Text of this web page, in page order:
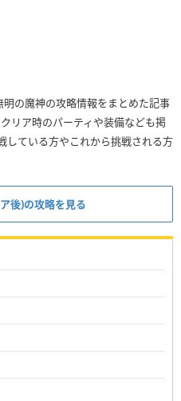
の魔神の攻略情報をまとめた記事
リア時のパーティや装備なども掲
している方やこれから挑戦される方
後)の攻略を見る